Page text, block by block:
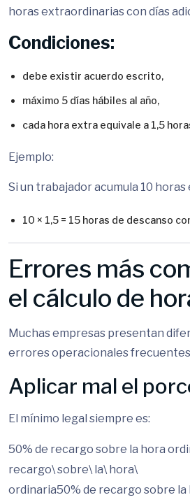
horas extraordinarias con días
Condiciones:
debe existir acuerdo escrito,
máximo 5 días hábiles al año,
cada hora extra equivale a 1,5
Ejemplo:
Si un trabajador acumula 10 horas
10 × 1,5 = 15 horas de descanso
Errores más
el cálculo de
Muchas empresas presentan
errores operacionales
Aplicar mal el
El mínimo legal siempre es:
50% de recargo sobre la hora
recargo\ sobre\ la\ hora\
ordinaria50% de recargo sobre la